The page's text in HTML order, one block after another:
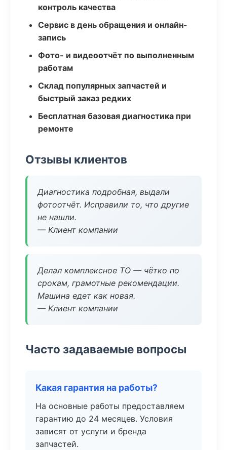
контроль качества
Сервис в день обращения и онлайн-
запись
Фото- и видеоотчёт по выполненным
работам
Склад популярных запчастей и
быстрый заказ редких
Бесплатная базовая диагностика при
ремонте
Отзывы клиентов
Диагностика подробная, выдали
фотоотчёт. Исправили то, что другие
не нашли.
— Клиент компании
Делал комплексное ТО — чётко по
срокам, грамотные рекомендации.
Машина едет как новая.
— Клиент компании
Часто задаваемые вопросы
Какая гарантия на работы?
На основные работы предоставляем
гарантию до 24 месяцев. Условия
зависят от услуги и бренда
запчастей.